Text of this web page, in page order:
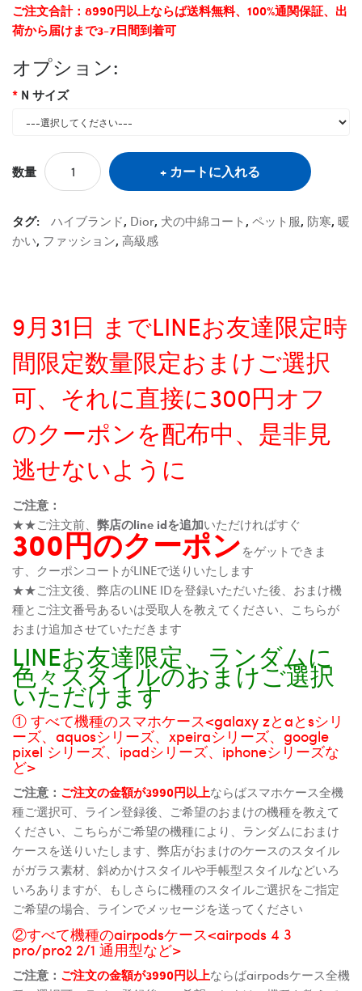
ご注文合計：8990円以上ならば送料無料、100%通関保証、出
荷から届けまで3-7日間到着可
オプション:
N サイズ
数量 カートに入れる
タグ: ハイブランド, Dior, 犬の中綿コート , ペット服, 防寒, 暖
かい, ファッション, 高級感
9月31日 までLINEお友達限定時
間限定数量限定おまけご選択
可、それに直接に300円オフ
のクーポンを配布中、是非見
逃せないように
ご注意：
★★ご注文前、 弊店のline idを追加いただければすぐ
300円のクーポンをゲットできま
す、クーポンコートがLINEで送りいたします
★★ご注文後、弊店のLINE IDを登録いただいた後、おまけ機
種とご注文番号あるいは受取人を教えてください、こちらが
おまけ追加させていただきます
LINEお友達限定、ランダムに
色々スタイルのおまけご選択
いただけます
① すべて機種のスマホケース<galaxy zとaとsシリ
ーズ、aquosシリーズ、xpeiraシリーズ、google
pixel シリーズ、ipadシリーズ、iphoneシリーズな
ど>
ご注意： ご注文の金額が3990円以上ならばスマホケース全機
種ご選択可、ライン登録後、ご希望のおまけの機種を教えて
ください、こちらがご希望の機種により、ランダムにおまけ
ケースを送りいたします、弊店がおまけのケースのスタイル
がガラス素材、斜めかけスタイルや手帳型スタイルなどいろ
いろありますが、もしさらに機種のスタイルご選択をご指定
ご希望の場合、ラインでメッセージを送ってください
②すべて機種のairpodsケース<airpods 4 3
pro/pro2 2/1 通用型など>
ご注意： ご注文の金額が3990円以上ならばairpodsケース全機